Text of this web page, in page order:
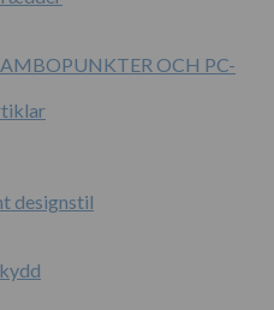
OCH PC-
designstil